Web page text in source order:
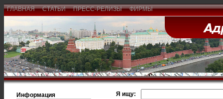
ГЛАВНАЯ СТАТЬИ ПРЕСС-РЕЛИЗЫ ФИРМЫ
Информация
Я ищу: